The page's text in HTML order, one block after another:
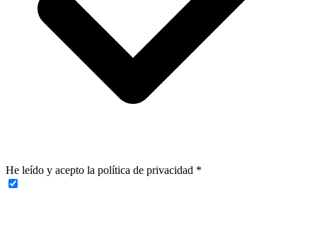
He leído y acepto la política de privacidad *